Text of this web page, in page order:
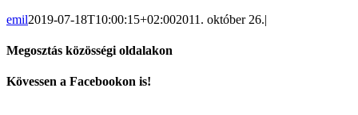
emil2019-07-18T10:00:15+02:002011. október 26.|
Megosztás közösségi oldalakon
Facebook
X
Reddit
LinkedIn
WhatsApp
Tumblr
Pinterest
Vk
Email:
Kövessen a Facebookon is!